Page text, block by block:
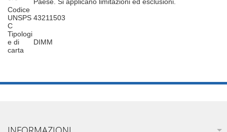
Codice
UNSPS
C
43211503
Tipologi
e di
carta
DIMM